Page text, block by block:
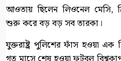
আওতায় ছিলেন লিওনেল মেসি,
শুরু করে বড় বড় সব তারকা।
যুক্তরাষ্ট্র পুলিশের ফাঁস হওয়া এক